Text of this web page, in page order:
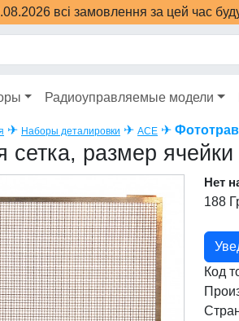
всі замовлення за цей час
Радиоуправляемые модели
✈ Наборы деталировки ✈ ACE ✈
сетка, размер
Нет
188
Код